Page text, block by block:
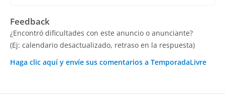
Feedback
¿Encontró dificultades con este anuncio o anunciante?
(Ej: calendario desactualizado, retraso en la respuesta)
Haga clic aquí y envíe sus comentarios a TemporadaLivre